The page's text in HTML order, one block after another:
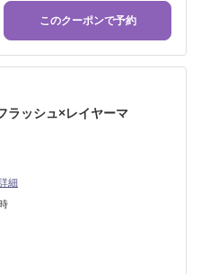
このクーポンで予約
ラッシュ×レイヤーマ
細